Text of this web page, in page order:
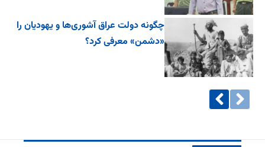
چگونه دولت عراق آشوری‌ها و یهودیان را
«دشمن» معرفی کرد؟